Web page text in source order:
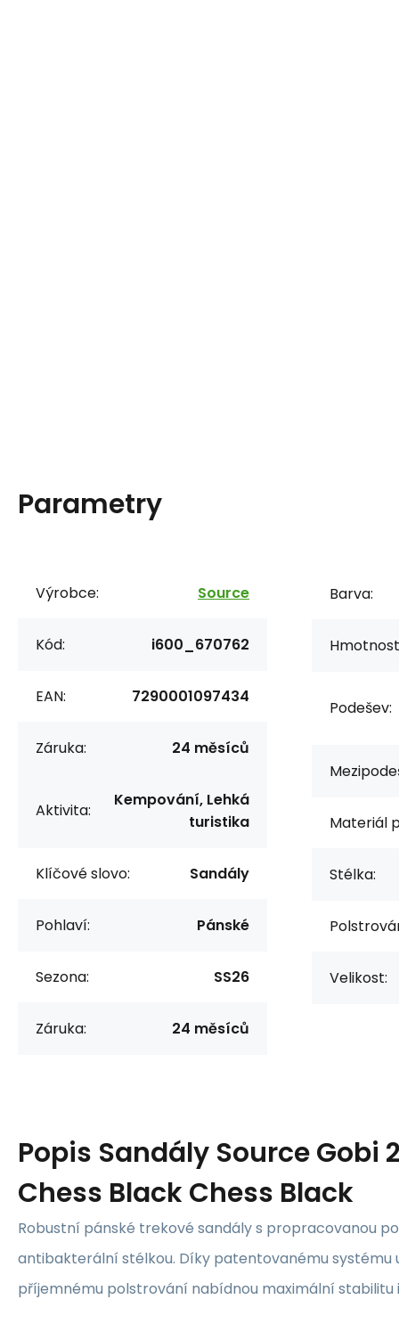
Parametry
Výrobce: Source
Kód: i600_670762
EAN: 7290001097434
Záruka: 24 měsíců
Aktivita:
Kempování, Lehká
turistika
Klíčové slovo: Sandály
Pohlaví: Pánské
Sezona: SS26
Záruka: 24 měsíců
Barva:
Podešev:
Materiál
Stélka:
Velikost:
Popis Sandály Source Gobi
Chess Black Chess Black
Robustní pánské trekové sandály s propracovanou
antibakterální stélkou. Díky patentovanému systému
příjemnému polstrování nabídnou maximální stabilitu